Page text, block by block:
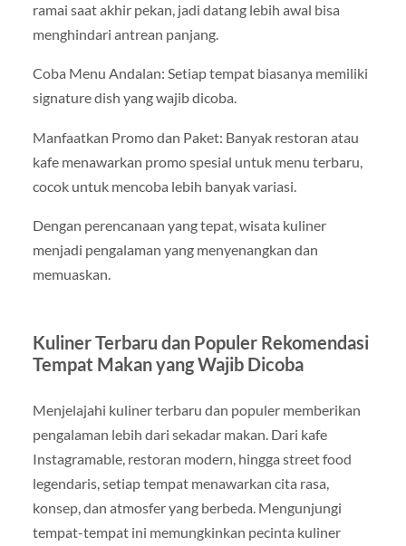
ramai saat akhir pekan, jadi datang lebih awal bisa
menghindari antrean panjang.
Coba Menu Andalan: Setiap tempat biasanya memiliki
signature dish yang wajib dicoba.
Manfaatkan Promo dan Paket: Banyak restoran atau
kafe menawarkan promo spesial untuk menu terbaru,
cocok untuk mencoba lebih banyak variasi.
Dengan perencanaan yang tepat, wisata kuliner
menjadi pengalaman yang menyenangkan dan
memuaskan.
Kuliner Terbaru dan Populer Rekomendasi
Tempat Makan yang Wajib Dicoba
Menjelajahi kuliner terbaru dan populer memberikan
pengalaman lebih dari sekadar makan. Dari kafe
Instagramable, restoran modern, hingga street food
legendaris, setiap tempat menawarkan cita rasa,
konsep, dan atmosfer yang berbeda. Mengunjungi
tempat-tempat ini memungkinkan pecinta kuliner